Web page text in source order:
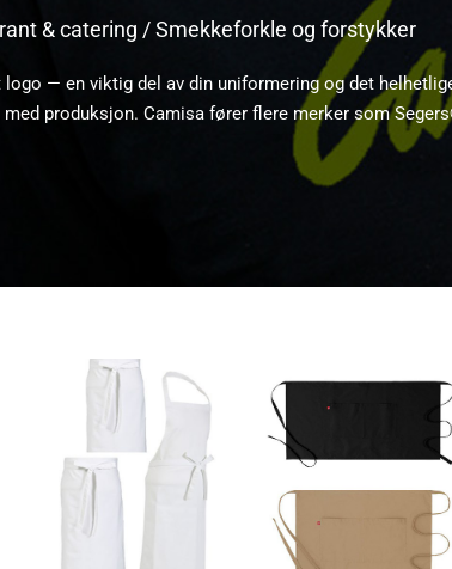
& catering / Smekkeforkle og forstykker
— en viktig del av din uniformering og det
med produksjon. Camisa fører flere merker som